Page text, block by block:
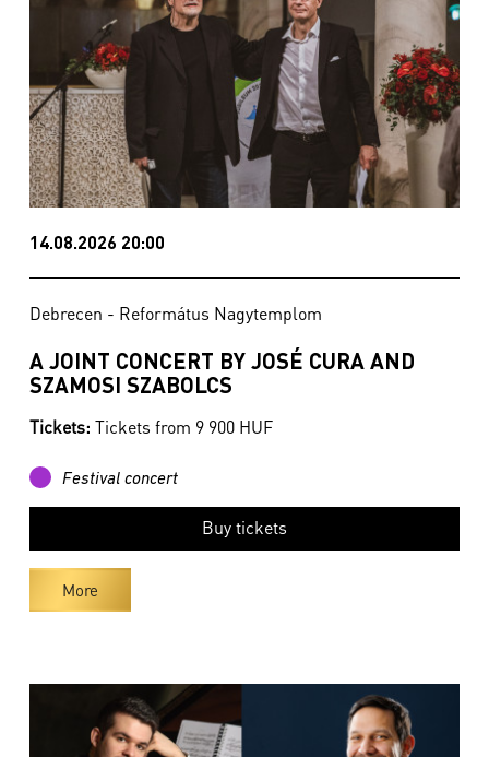
14.08.2026 20:00
Debrecen - Református Nagytemplom
A JOINT CONCERT BY JOSÉ CURA AND
SZAMOSI SZABOLCS
Tickets: Tickets from 9 900 HUF
Festival concert
Buy tickets
More